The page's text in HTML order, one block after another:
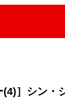
(4)］シン・